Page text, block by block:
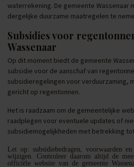
waterrekening. De gemeente Wassenaar
dergelijke duurzame maatregelen te
Subsidies voor
Wassenaar
Op dit moment biedt de gemeente
subsidie voor de aanschaf van
subsidieregelingen voor verduurzaming,
gericht op regentonnen.
Het is raadzaam om de gemeentelijke
raadplegen voor eventuele updates of
subsidiemogelijkheden met betrekking
Let op: subsidiebedragen, voorwaarden en
wijzigen. Controleer daarom altijd de
officiële website van de gemeente